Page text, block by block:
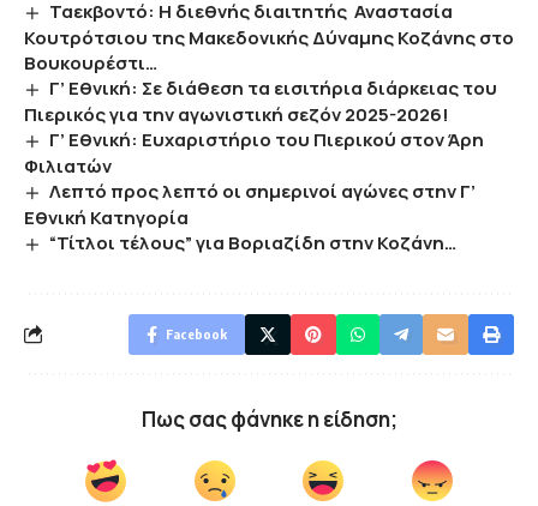
Ταεκβοντό: Η διεθνής διαιτητής Αναστασία
Κουτρότσιου της Μακεδονικής Δύναμης Κοζάνης στο
Βουκουρέστι…
Γ’ Εθνική: Σε διάθεση τα εισιτήρια διάρκειας του
Πιερικός για την αγωνιστική σεζόν 2025-2026!
Γ’ Εθνική: Ευχαριστήριο του Πιερικού στον Άρη
Φιλιατών
Λεπτό προς λεπτό οι σημερινοί αγώνες στην Γ’
Εθνική Κατηγορία
“Τίτλοι τέλους” για Βοριαζίδη στην Κοζάνη…
Facebook
Πως σας φάνηκε η είδηση;